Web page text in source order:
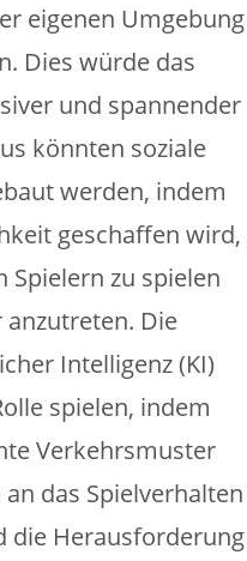
eigenen Umgebung
Dies würde das
und spannender
könnten soziale
werden, indem
geschaffen wird,
zu spielen
Die
Intelligenz (KI)
spielen, indem
Verkehrsmuster
das Spielverhalten
die Herausforderung